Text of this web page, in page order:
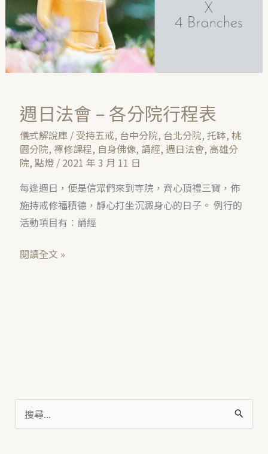
週日法會 – 各分院行程表
儀式解說庫/ 受持五戒, 台中分院, 台北分院, 托缽, 桃
園分院, 禪修課程, 自身佛像, 誦經, 週日法會, 高雄分
院, 點燈/ 2021 年 3 月 11 日
每逢週日，便是信眾們來到寺院，齊心頂禮三寶，佈
施持戒修福積德，靜心打坐沉澱身心的日子。 例行的
活動項目有：誦經
行
程
閱讀全文 »